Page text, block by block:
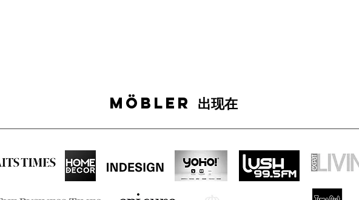
MÖBLER 出现在